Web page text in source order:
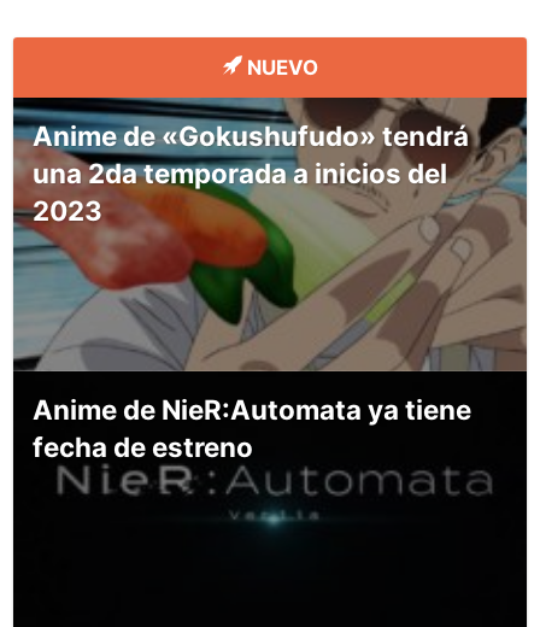
NUEVO
Anime de «Gokushufudo» tendrá
una 2da temporada a inicios del
2023
Anime de NieR:Automata ya tiene
fecha de estreno